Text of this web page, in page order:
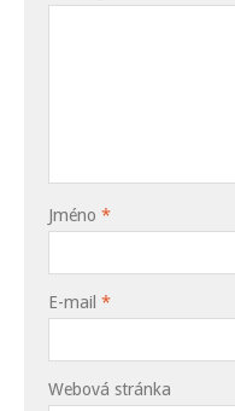
Jméno *
E-mail *
Webová stránka